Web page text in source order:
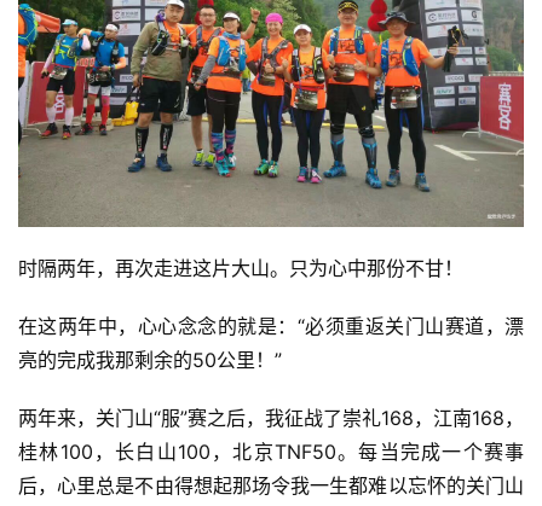
时隔两年，再次走进这片大山。只为心中那份不甘！
在这两年中，心心念念的就是：“必须重返关门山赛道，漂
亮的完成我那剩余的50公里！”
两年来，关门山“服”赛之后，我征战了崇礼168，江南168，
桂林100，长白山100，北京TNF50。每当完成一个赛事
后，心里总是不由得想起那场令我一生都难以忘怀的关门山